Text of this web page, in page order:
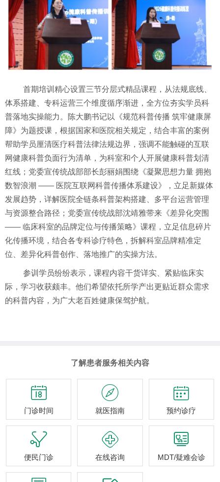
首期培训精心设置三节分层式精品课程，从法规底线、
体系搭建、专科运营三个维度循序渐进，全方位夯实学员科
普落地实操能力。陈大鹏书记以《规范科普传播 筑牢健康屏
障》为题授课，根据国家和医院相关规定，结合丰富的案例
帮助学员厘清医疗科普法律法规边界，强调不能触碰的互联
网健康科普负面行为清单，为科室和个人开展健康科普划清
红线；党委宣传统战部部长彭丽娟围绕《凝聚思想力量 拥抱
数智浪潮 —— 医院互联网科普传播体系建设》，立足新媒体
发展趋势，详解医院全链条科普架构搭建、多平台运营管理
与资源整合路径；党委宣传统战部沈靖雅带来《差异化突围
—— 临床科室的品牌定位与传播策略》课程，立足信息碎片
化传播环境，结合各专科诊疗特色，拆解科室品牌精准定
位、差异化科普创作、落地推广的实操方法。
参训学员纷纷表示，课程内容干货详实、紧贴临床实
际，学习收获颇丰。他们希望依托所学产出更贴近群众需求
的科普内容，为广大老百姓健康保驾护航。
了解患者服务相关内容

门诊时间

就医指南

预约诊疗

便民门诊

在线咨询

MDT/疑难会诊